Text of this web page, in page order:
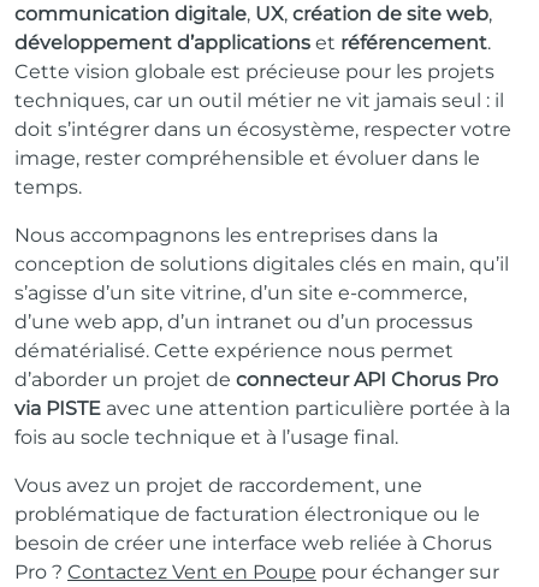
communication digitale, UX, création de site web,
développement d’applications et référencement.
Cette vision globale est précieuse pour les projets
techniques, car un outil métier ne vit jamais seul : il
doit s’intégrer dans un écosystème, respecter votre
image, rester compréhensible et évoluer dans le
temps.
Nous accompagnons les entreprises dans la
conception de solutions digitales clés en main, qu’il
s’agisse d’un site vitrine, d’un site e-commerce,
d’une web app, d’un intranet ou d’un processus
dématérialisé. Cette expérience nous permet
d’aborder un projet de connecteur API Chorus Pro
via PISTE avec une attention particulière portée à la
fois au socle technique et à l’usage final.
Vous avez un projet de raccordement, une
problématique de facturation électronique ou le
besoin de créer une interface web reliée à Chorus
Pro ? Contactez Vent en Poupe pour échanger sur